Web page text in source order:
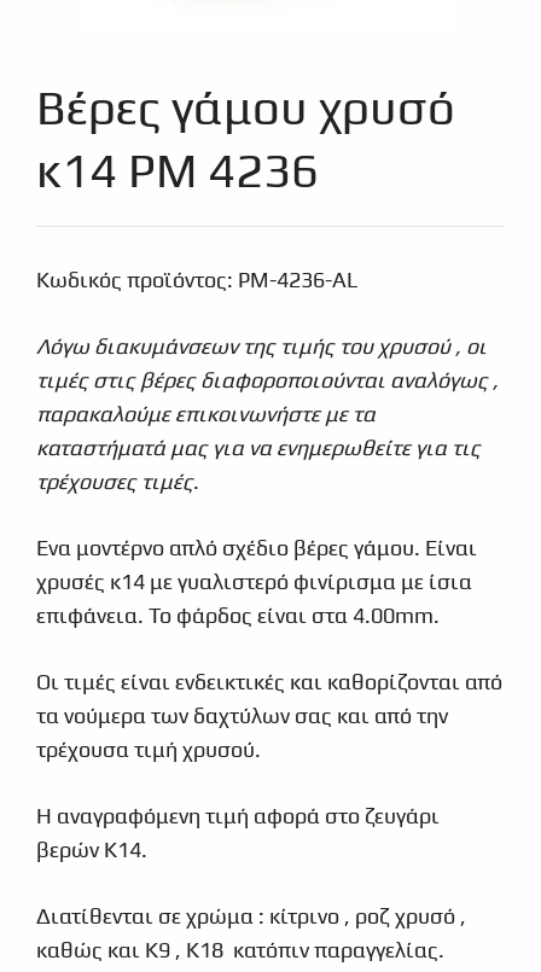
Βέρες γάμου χρυσό
κ14 PM 4236
Κωδικός προϊόντος: PM-4236-AL
Λόγω διακυμάνσεων της τιμής του χρυσού , οι
τιμές στις βέρες διαφοροποιούνται αναλόγως ,
παρακαλούμε επικοινωνήστε με τα
καταστήματά μας για να ενημερωθείτε για τις
τρέχουσες τιμές.
Ένα μοντέρνο απλό σχέδιο βέρες γάμου. Είναι
χρυσές κ14 με γυαλιστερό φινίρισμα με ίσια
επιφάνεια. Το φάρδος είναι στα 4.00mm.
Οι τιμές είναι ενδεικτικές και καθορίζονται από
τα νούμερα των δαχτύλων σας και από την
τρέχουσα τιμή χρυσού.
Η αναγραφόμενη τιμή αφορά στο ζευγάρι
βερών Κ14.
Διατίθενται σε χρώμα : κίτρινο , ροζ χρυσό ,
καθώς και Κ9 , Κ18 κατόπιν παραγγελίας.